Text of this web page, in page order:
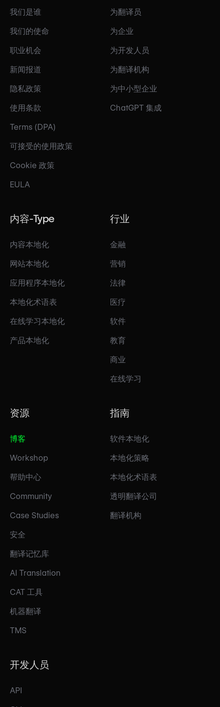
我们是谁
我们的使命
职业机会
新闻报道
隐私政策
使用条款
Terms (DPA)
可接受的使用政策
Cookie 政策
EULA
为翻译员
为企业
为开发人员
为翻译机构
为中小型企业
ChatGPT 集成
内容-Type
内容本地化
网站本地化
应用程序本地化
本地化术语表
在线学习本地化
产品本地化
行业
金融
营销
法律
医疗
软件
教育
商业
在线学习
资源
博客
Workshop
帮助中心
Community
Case Studies
安全
翻译记忆库
AI Translation
CAT 工具
机器翻译
TMS
指南
软件本地化
本地化策略
本地化术语表
透明翻译公司
翻译机构
开发人员
API